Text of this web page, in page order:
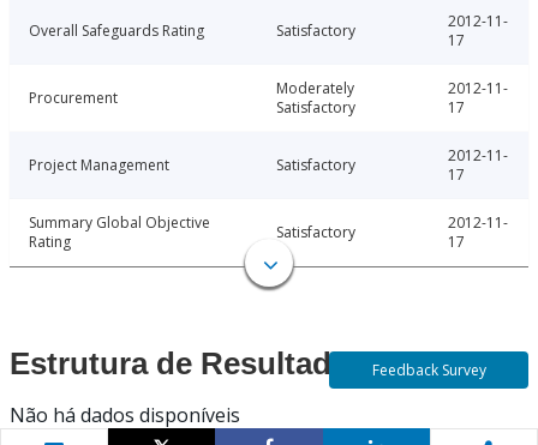
Overall Safeguards Rating Satisfactory
2012-11-
17
Procurement
Moderately
Satisfactory
2012-11-
17
Project Management Satisfactory
2012-11-
17
Summary Global Objective
Rating
Satisfactory
2012-11-
17
Estrutura de Resultados
Não há dados disponíveis
Feedback Survey